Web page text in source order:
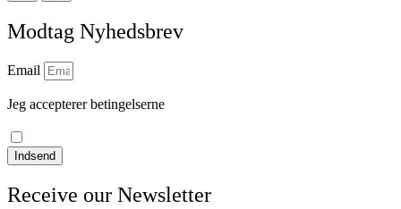
Modtag Nyhedsbrev
Email
Jeg accepterer betingelserne
Indsend
Receive our Newsletter